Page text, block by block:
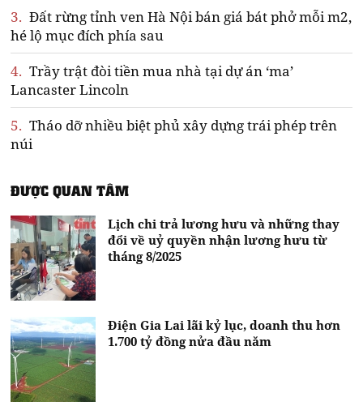
3. Đất rừng tỉnh ven Hà Nội bán giá bát phở mỗi m2,
hé lộ mục đích phía sau
4. Trầy trật đòi tiền mua nhà tại dự án ‘ma’
Lancaster Lincoln
5. Tháo dỡ nhiều biệt phủ xây dựng trái phép trên
núi
ĐƯỢC QUAN TÂM
Lịch chi trả lương hưu và những thay
đổi về uỷ quyền nhận lương hưu từ
tháng 8/2025
Điện Gia Lai lãi kỷ lục, doanh thu hơn
1.700 tỷ đồng nửa đầu năm